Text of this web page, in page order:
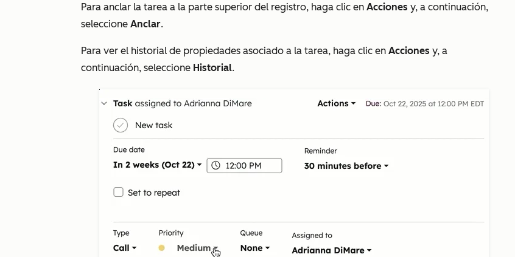
Para anclar la tarea a la parte superior del registro, haga clic en Acciones y, a continuación,
seleccione Anclar.
Para ver el historial de propiedades asociado a la tarea, haga clic en Acciones y, a
continuación, seleccione Historial.